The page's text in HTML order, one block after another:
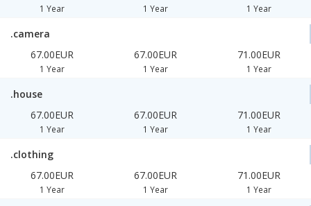
1 Year 1 Year 1 Year
.camera
67.00EUR
1 Year
67.00EUR
1 Year
71.00EUR
1 Year
.house
67.00EUR
1 Year
67.00EUR
1 Year
71.00EUR
1 Year
.clothing
67.00EUR
1 Year
67.00EUR
1 Year
71.00EUR
1 Year